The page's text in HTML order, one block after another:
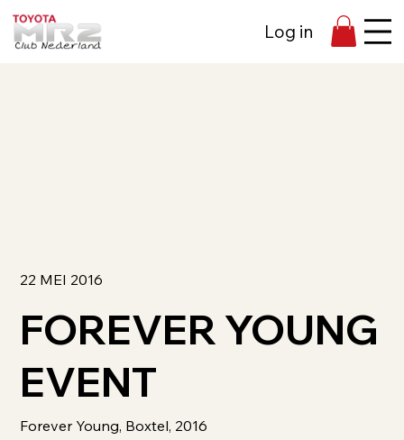
Log in
22 MEI 2016
FOREVER YOUNG
EVENT
Forever Young, Boxtel, 2016